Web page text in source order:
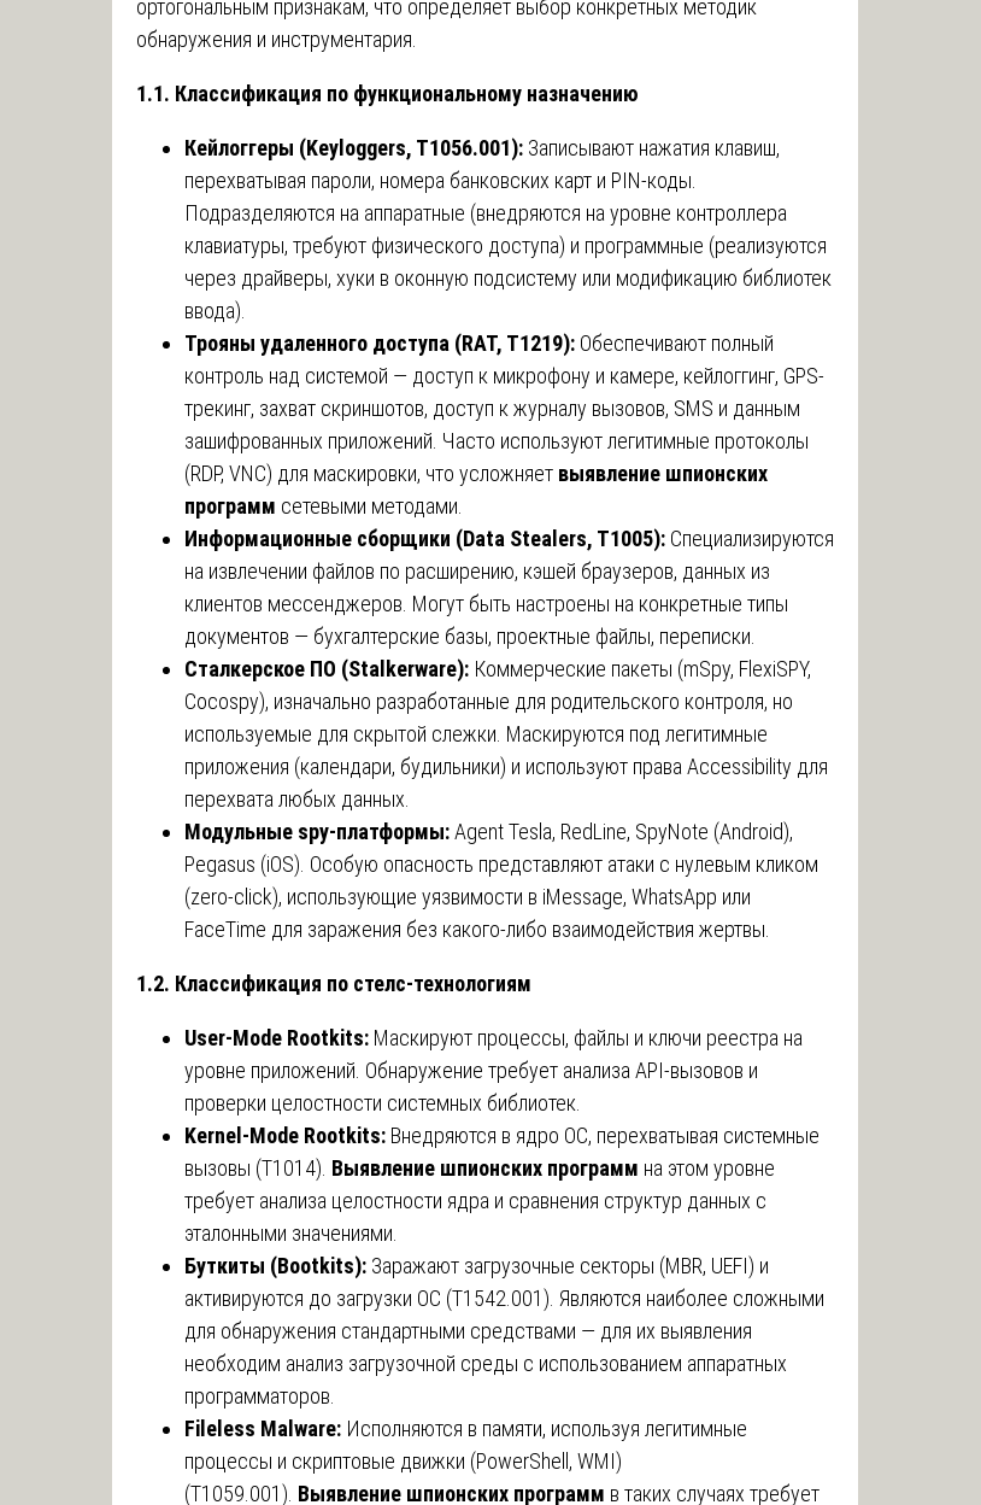
ортогональным признакам, что определяет выбор конкретных методик
обнаружения и инструментария.
1.1. Классификация по функциональному назначению
Кейлоггеры (Keyloggers, T1056.001): Записывают нажатия клавиш,
перехватывая пароли, номера банковских карт и PIN-коды.
Подразделяются на аппаратные (внедряются на уровне контроллера
клавиатуры, требуют физического доступа) и программные (реализуются
через драйверы, хуки в оконную подсистему или модификацию библиотек
ввода).
Трояны удаленного доступа (RAT, T1219): Обеспечивают полный
контроль над системой — доступ к микрофону и камере, кейлоггинг, GPS-
трекинг, захват скриншотов, доступ к журналу вызовов, SMS и данным
зашифрованных приложений. Часто используют легитимные протоколы
(RDP, VNC) для маскировки, что усложняет выявление шпионских
программ сетевыми методами.
Информационные сборщики (Data Stealers, T1005): Специализируются
на извлечении файлов по расширению, кэшей браузеров, данных из
клиентов мессенджеров. Могут быть настроены на конкретные типы
документов — бухгалтерские базы, проектные файлы, переписки.
Сталкерское ПО (Stalkerware): Коммерческие пакеты (mSpy, FlexiSPY,
Cocospy), изначально разработанные для родительского контроля, но
используемые для скрытой слежки. Маскируются под легитимные
приложения (календари, будильники) и используют права Accessibility для
перехвата любых данных.
Модульные spy-платформы:Agent Tesla, RedLine, SpyNote (Android),
Pegasus (iOS). Особую опасность представляют атаки с нулевым кликом
(zero-click), использующие уязвимости в iMessage, WhatsApp или
FaceTime для заражения без какого-либо взаимодействия жертвы.
1.2. Классификация по стелс-технологиям
User-Mode Rootkits: Маскируют процессы, файлы и ключи реестра на
уровне приложений. Обнаружение требует анализа API-вызовов и
проверки целостности системных библиотек.
Kernel-Mode Rootkits: Внедряются в ядро ОС, перехватывая системные
вызовы (T1014). Выявление шпионских программ на этом уровне
требует анализа целостности ядра и сравнения структур данных с
эталонными значениями.
Буткиты (Bootkits): Заражают загрузочные секторы (MBR, UEFI) и
активируются до загрузки ОС (T1542.001). Являются наиболее сложными
для обнаружения стандартными средствами — для их выявления
необходим анализ загрузочной среды с использованием аппаратных
программаторов.
Fileless Malware: Исполняются в памяти, используя легитимные
процессы и скриптовые движки (PowerShell, WMI)
(T1059.001). Выявление шпионских программ в таких случаях требует